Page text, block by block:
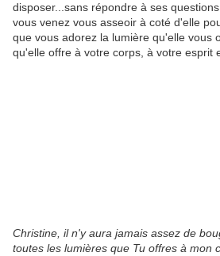
disposer...sans répondre à ses
vous venez vous asseoir à coté d'elle
que vous adorez la lumière qu'elle vous
qu'elle offre à votre corps, à votre esprit
Christine, il n'y aura jamais assez de
toutes les lumières que Tu offres à mon